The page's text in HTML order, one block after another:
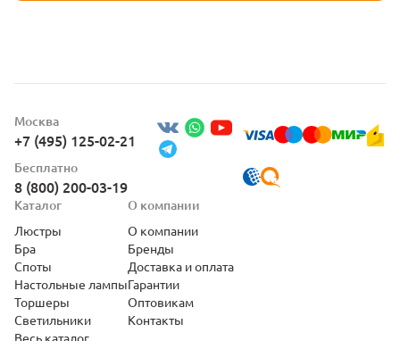
Москва
+7 (495) 125-02-21
Бесплатно
8 (800) 200-03-19
Каталог
Люстры
Бра
Споты
Настольные лампы
Торшеры
Светильники
Весь каталог
О компании
О компании
Бренды
Доставка и оплата
Гарантии
Оптовикам
Контакты